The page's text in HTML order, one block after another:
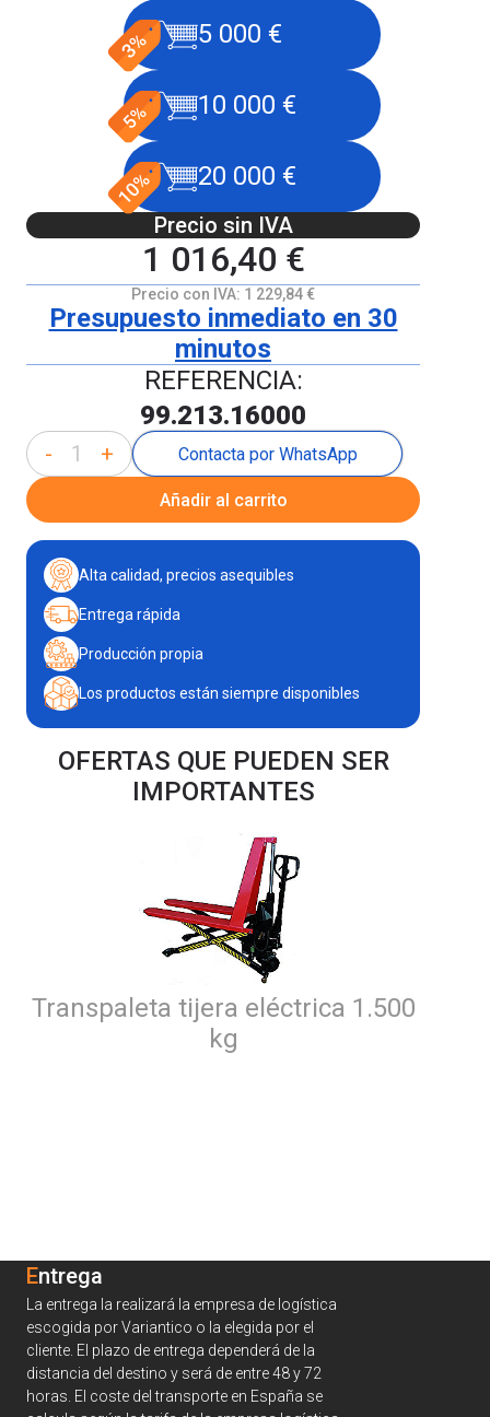
5 000 €
10 000 €
20 000 €
Precio sin IVA
1 016,40 €
Precio con IVA: 1 229,84 €
Presupuesto inmediato en 30
minutos
REFERENCIA:
99.213.16000
- + Contacta por WhatsApp
Añadir al carrito
Alta calidad, precios asequibles
Entrega rápida
Producción propia
Los productos están siempre disponibles
OFERTAS QUE PUEDEN SER
IMPORTANTES
Transpaleta tijera eléctrica 1.500
kg
Entrega
La entrega la realizará la empresa de logística
escogida por Variantico o la elegida por el
cliente. El plazo de entrega dependerá de la
distancia del destino y será de entre 48 y 72
horas. El coste del transporte en España se